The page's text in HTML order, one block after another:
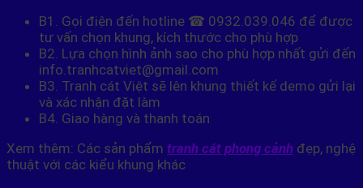
B1. Gọi điện đến hotline ☎ 0932.039.046 để được
tư vấn chọn khung, kích thước cho phù hợp
B2. Lựa chọn hình ảnh sao cho phù hợp nhất gửi đến
info.tranhcatviet@gmail.com
B3. Tranh cát Việt sẽ lên khung thiết kế demo gửi lại
và xác nhận đặt làm
B4. Giao hàng và thanh toán
Xem thêm: Các sản phẩm tranh cát phong cảnh đẹp, nghệ
thuật với các kiểu khung khác